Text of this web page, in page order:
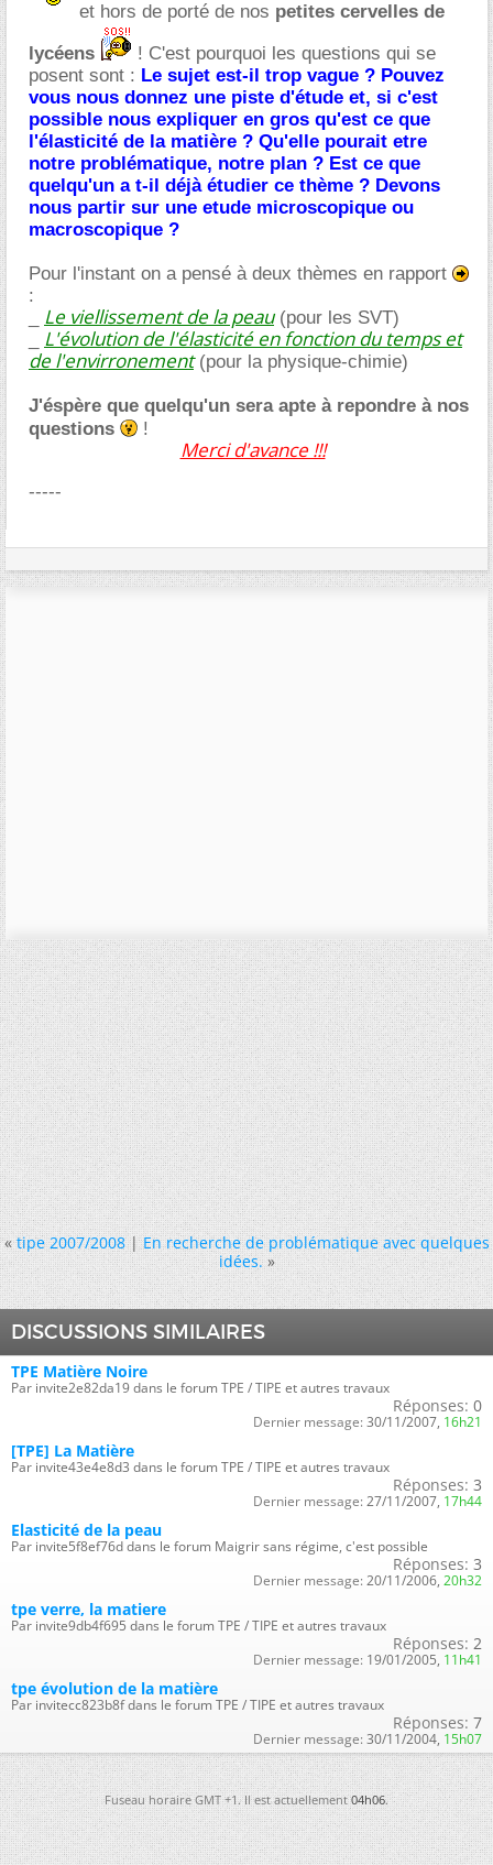
et hors de porté de nos petites cervelles de
lycéens
! C'est pourquoi les questions qui se
posent sont : Le sujet est-il trop vague ? Pouvez
vous nous donnez une piste d'étude et, si c'est
possible nous expliquer en gros qu'est ce que
l'élasticité de la matière ? Qu'elle pourait etre
notre problématique, notre plan ? Est ce que
quelqu'un a t-il déjà étudier ce thème ? Devons
nous partir sur une etude microscopique ou
macroscopique ?
Pour l'instant on a pensé à deux thèmes en rapport
:
Le viellissement de la peau(pour les SVT)
L'évolution de l'élasticité en fonction du temps et
de l'envirronement(pour la physique-chimie)
J'éspère que quelqu'un sera apte à repondre à nos
questions
!
Merci d'avance !!!
-----
« tipe 2007/2008|En recherche de problématique avec quelques
idées. »
DISCUSSIONS SIMILAIRES
TPE Matière Noire
Par invite2e82da19 dans le forum TPE / TIPE et autres travaux
Réponses: 0
Dernier message: 30/11/2007, 16h21
[TPE] La Matière
Par invite43e4e8d3 dans le forum TPE / TIPE et autres travaux
Réponses: 3
Dernier message: 27/11/2007, 17h44
Elasticité de la peau
Par invite5f8ef76d dans le forum Maigrir sans régime, c'est possible
Réponses: 3
Dernier message: 20/11/2006, 20h32
tpe verre, la matiere
Par invite9db4f695 dans le forum TPE / TIPE et autres travaux
Réponses: 2
Dernier message: 19/01/2005, 11h41
tpe évolution de la matière
Par invitecc823b8f dans le forum TPE / TIPE et autres travaux
Réponses: 7
Dernier message: 30/11/2004, 15h07
Fuseau horaire GMT +1. Il est actuellement04h06.